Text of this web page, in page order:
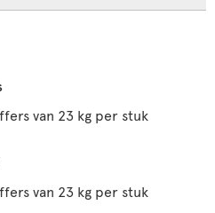
van 23 kg per stuk
van 23 kg per stuk